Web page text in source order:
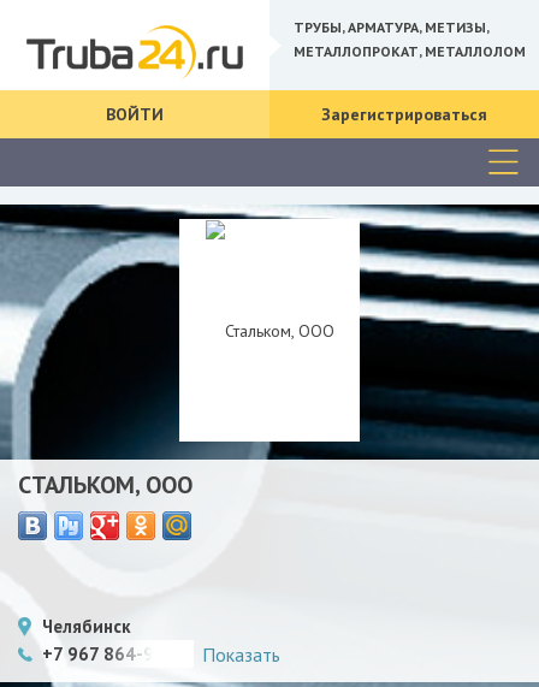
ТРУБЫ, АРМАТУРА, МЕТИЗЫ,
МЕТАЛЛОПРОКАТ, МЕТАЛЛОЛОМ
ВОЙТИ Зарегистрироваться
СТАЛЬКОМ, ООО
Челябинск
+7 967 864-99-92
Показать